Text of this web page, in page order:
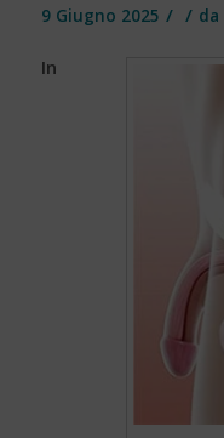
9 Giugno 2025 / / da
In